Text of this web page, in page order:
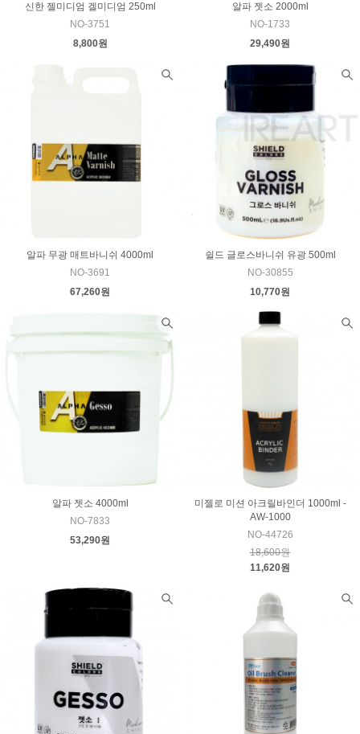
신한 젤미디엄 겔미디엄 250ml
NO-3751
8,800원
알파 젯소 2000ml
NO-1733
29,490원
알파 무광 매트바니쉬 4000ml
NO-3691
67,260원
쉴드 글로스바니쉬 유광 500ml
NO-30855
10,770원
알파 젯소 4000ml
NO-7833
53,290원
미젤로 미션 아크릴바인더 1000ml -
AW-1000
NO-44726
18,600원
11,620원